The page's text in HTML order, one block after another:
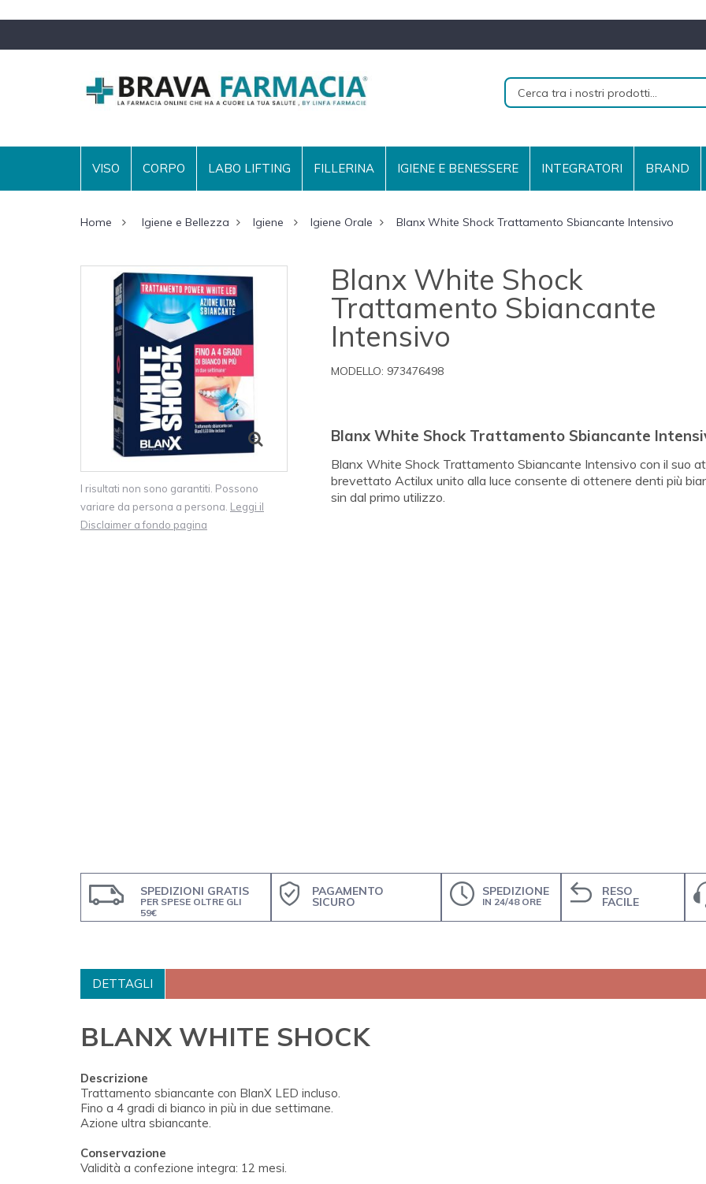
VISO CORPO LABO LIFTING FILLERINA IGIENE E BENESSERE INTEGRATORI BRAND
Home Igiene e Bellezza Igiene Igiene Orale Blanx White Shock Trattamento Sbiancante Intensivo
I risultati non sono garantiti. Possono
variare da persona a persona. Leggi il
Disclaimer a fondo pagina
Blanx White Shock
Trattamento Sbiancante
Intensivo
MODELLO: 973476498
Blanx White Shock Trattamento Sbiancante
Blanx White Shock Trattamento Sbiancante Intensivo con il suo
brevettato Actilux unito alla luce consente di ottenere denti più
sin dal primo utilizzo.
SPEDIZIONI GRATIS
PER SPESE OLTRE GLI
59€
PAGAMENTO
SICURO
SPEDIZIONE
IN 24/48 ORE
RESO
FACILE
DETTAGLI
BLANX WHITE SHOCK
Descrizione
Trattamento sbiancante con BlanX LED incluso.
Fino a 4 gradi di bianco in più in due settimane.
Azione ultra sbiancante.
Conservazione
Validità a confezione integra: 12 mesi.